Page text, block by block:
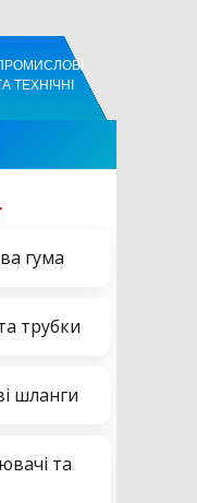
ТЕХНІЧНІ
гума
трубки
шланги
та